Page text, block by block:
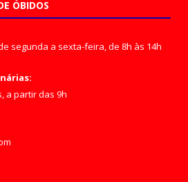
ÓBIDOS
segunda a sexta-feira, de 8h às 14h
a partir das 9h